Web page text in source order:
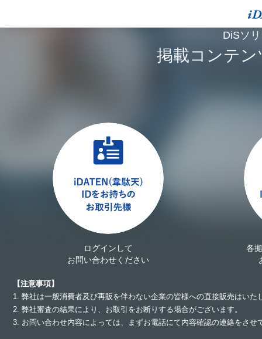
DiSソ
掲載コンテ
ログインして
お問い合わせください
各
【注意事項】
1. 弊社は一般消費者及び再販を伴わない企業の皆様への直接販売はいた
2. 弊社審査の結果により、お取引をお断りする場合がございます。
3. お問い合わせ内容によっては、まずお電話にて内容確認の連絡をさ